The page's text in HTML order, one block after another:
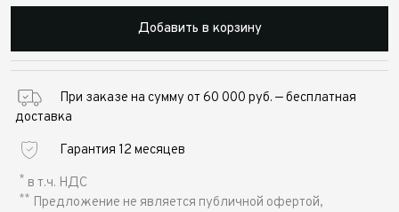
Добавить в корзину
При заказе на сумму от 60 000 руб. — бесплатная
доставка
Гарантия 12 месяцев
* в т.ч. НДС
** Предложение не является публичной офертой,